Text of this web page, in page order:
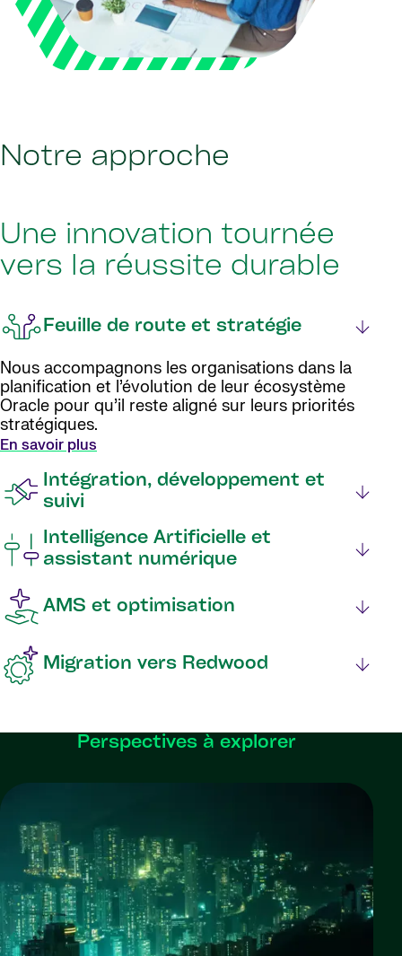
Notre approche
Une innovation tournée
vers la réussite durable
Feuille de route et stratégie
Nous accompagnons les organisations dans la
planification et l’évolution de leur écosystème
Oracle pour qu’il reste aligné sur leurs priorités
stratégiques.
En savoir plus
Intégration, développement et
suivi
Intelligence Artificielle et
assistant numérique
AMS et optimisation
Migration vers Redwood
Perspectives à explorer